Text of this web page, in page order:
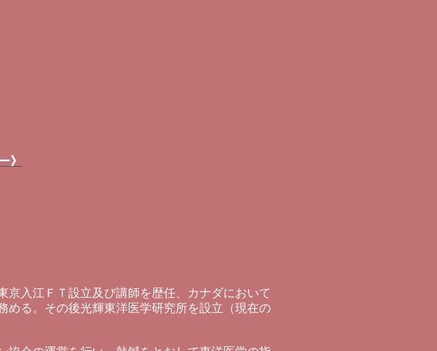
》
入江ＦＴ設立及び講師を歴任、カナダにおいて
める。その後光輝東洋医学研究所を設立（現在の